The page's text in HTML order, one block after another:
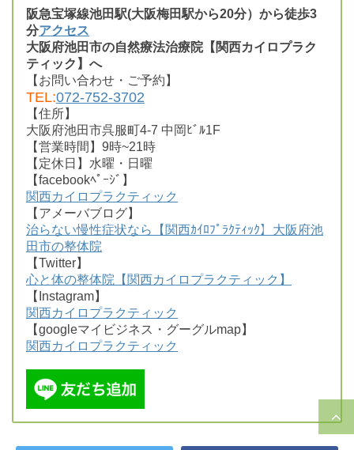
阪急宝塚線池田駅(大阪梅田駅から20分）から徒歩3
分アクセス
大阪府池田市の自然療法治療院【関西カイロプラク
ティック】へ
【お問い合わせ・ご予約】
TEL:072-752-3702
【住所】
大阪府池田市呉服町4-7 中岡ﾋﾞﾙ1F
【営業時間】9時~21時
【定休日】水曜・日曜
【facebookﾍﾟｰｼﾞ】
関西カイロプラクティック
【アメーバブログ】
治らない慢性症状なら【関西ｶｲﾛﾌﾟﾗｸﾃｨｯｸ】大阪府池
田市の整体院
【Twitter】
心と体の整体院【関西カイロプラクティック】
【Instagram】
関西カイロプラクティック
【googleマイビジネス・グーグルmap】
関西カイロプラクティック